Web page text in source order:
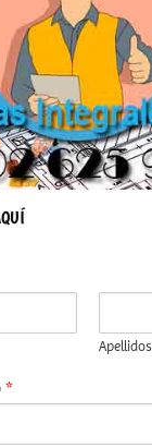
Apellidos
*